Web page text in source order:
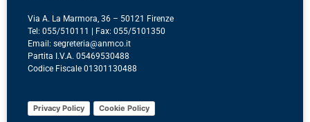
Via A. La Marmora, 36 – 50121 Firenze
Tel: 055/510111 | Fax: 055/5101350
Email: segreteria@anmco.it
Partita I.V.A. 05469530488
Codice Fiscale 01301130488
Privacy Policy Cookie Policy